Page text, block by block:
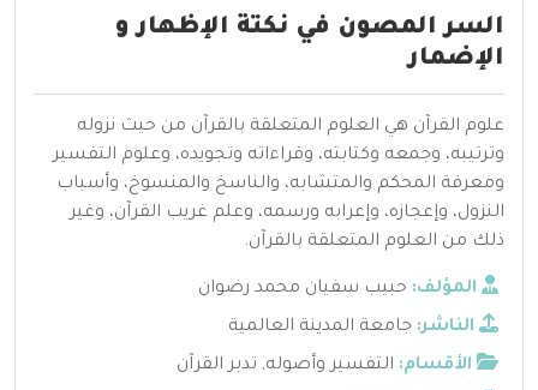
السر المصون في نكتة الإظهار و
الإضمار
علوم القرآن هي العلوم المتعلقة بالقرآن من حيث نزوله
وترتيبه، وجمعه وكتابته، وقراءاته وتجويده، وعلوم التفسير
ومعرفة المحكم والمتشابه، والناسخ والمنسوخ، وأسباب
النزول، وإعجازه، وإعرابه ورسمه، وعلم غريب القرآن، وغير
ذلك من العلوم المتعلقة بالقرآن.
المؤلف: حبيب سفيان محمد رضوان
الناشر: جامعة المدينة العالمية
الأقسام: التفسير وأصوله, تدبر القرآن